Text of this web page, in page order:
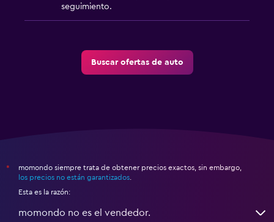
seguimiento.
Buscar ofertas de auto
*
momondo siempre trata de obtener precios exactos, sin embargo,
los precios no están garantizados.
Esta es la razón:
momondo no es el vendedor.